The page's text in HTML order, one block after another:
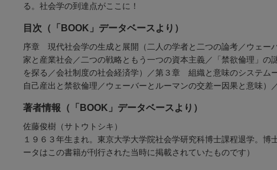
る。社会学の到達点がここに！
目次（「BOOK」データベースより）
序章 現代社会学の生成と展開（二人の学者と二つの論考／ウェ
家と産業社会／二つの戦略ともう一つの資本主義／「禁欲倫理」
を探る／会社制度の社会経済学）／第３章 組織と意味のシステム
自己産出と禁欲倫理／ウェーバーとルーマンの交差ー因果と意味
著者情報（「BOOK」データベースより）
佐藤俊樹（サトウトシキ）
１９６３年生まれ。東京大学大学院社会学研究科博士課程退学。
ータはこの書籍が刊行された当時に掲載されていたものです）